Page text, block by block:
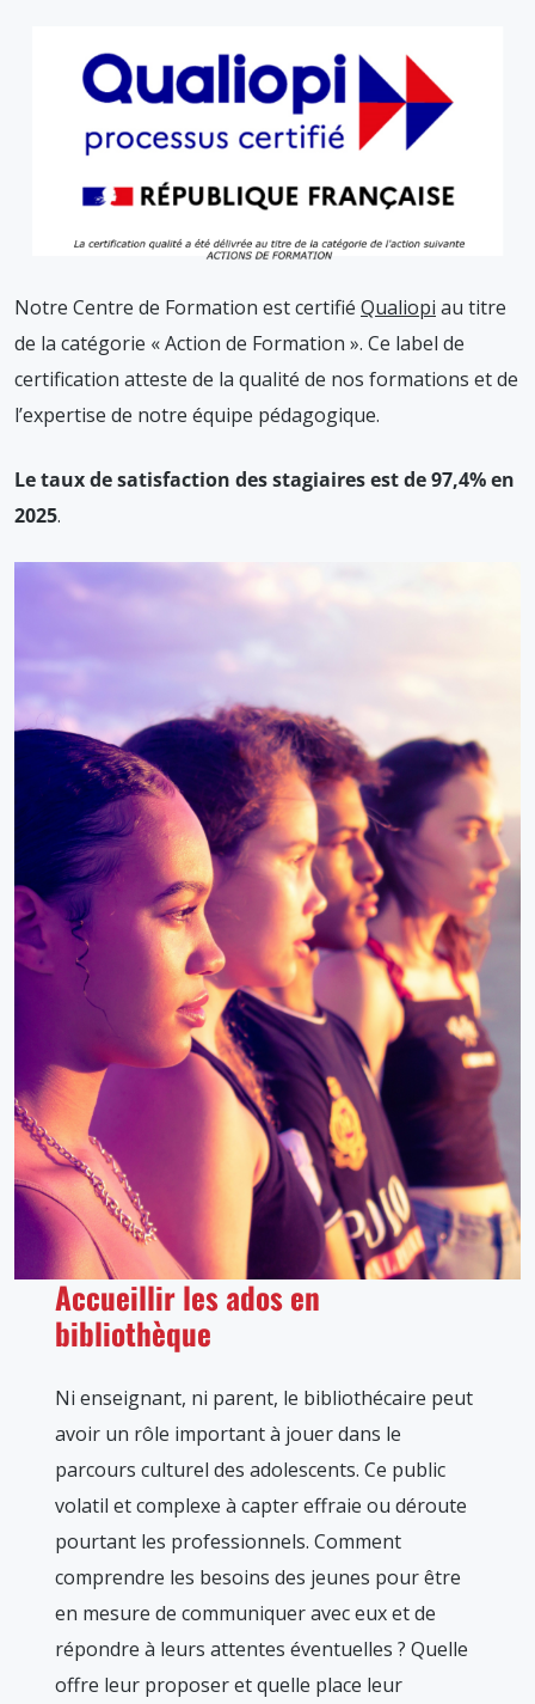
Notre Centre de Formation est certifié Qualiopi au titre
de la catégorie « Action de Formation ». Ce label de
certification atteste de la qualité de nos formations et de
l’expertise de notre équipe pédagogique.
Le taux de satisfaction des stagiaires est de 97,4% en
2025.
Accueillir les ados en
bibliothèque
Ni enseignant, ni parent, le bibliothécaire peut
avoir un rôle important à jouer dans le
parcours culturel des adolescents. Ce public
volatil et complexe à capter effraie ou déroute
pourtant les professionnels. Comment
comprendre les besoins des jeunes pour être
en mesure de communiquer avec eux et de
répondre à leurs attentes éventuelles ? Quelle
offre leur proposer et quelle place leur